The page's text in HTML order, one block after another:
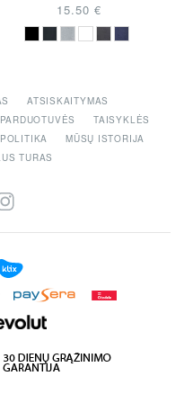
15.50 €
ATSISKAITYMAS
PARDUOTUVĖS
TAISYKLĖS
MŪSŲ ISTORIJA
TURAS